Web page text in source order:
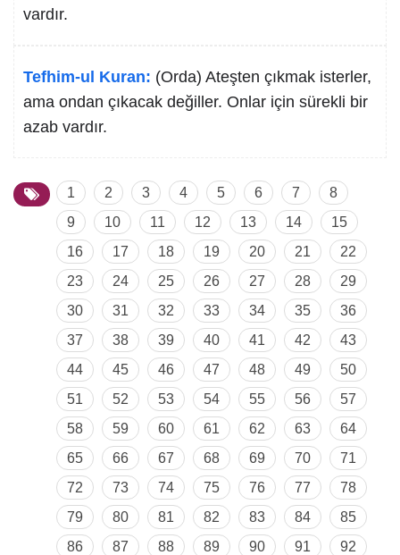
vardır.
Tefhim-ul Kuran: (Orda) Ateşten çıkmak isterler,
ama ondan çıkacak değiller. Onlar için sürekli bir
azab vardır.
1 2 3 4 5 6 7
8
9
10 11 12 13 14
15
16
17 18 19 20 21
22
23
24 25 26 27 28
29
30
31 32 33 34 35
36
37
38 39 40 41 42
43
44
45 46 47 48 49
50
51
52 53 54 55 56
57
58
59 60 61 62 63
64
65
66 67 68 69 70
71
72
73 74 75 76 77
78
79
80 81 82 83 84
85
86
87 88 89 90 91
92